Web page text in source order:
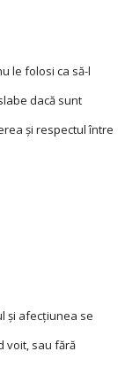
le folosi ca să-l
dacă sunt
și respectul între
și afecțiunea se
voit, sau fără